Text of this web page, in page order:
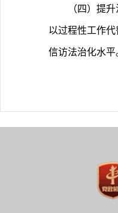
（四）提
以过程性工作
信访法治化水